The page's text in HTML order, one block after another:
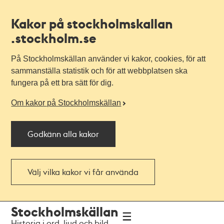
Kakor på stockholmskallan
.stockholm.se
På Stockholmskällan använder vi kakor, cookies, för att
sammanställa statistik och för att webbplatsen ska
fungera på ett bra sätt för dig.
Om kakor på Stockholmskällan
Godkänn alla kakor
Välj vilka kakor vi får använda
navigationen
huvudinnehållet
Stockholmskällan